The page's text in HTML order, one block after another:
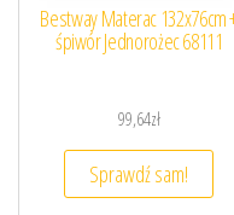
Bestway Materac 132x76cm
śpiwór Jednorożec 68111
99,64zł
Sprawdź sam!